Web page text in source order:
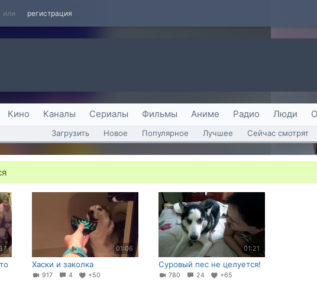
или регистрация
Кино Каналы Сериалы Фильмы Аниме Радио Люди
Загрузить Новое Популярное Лучшее Сейчас смотрят
01:06
Хаски и заколка
917 4 +50
01:21
Суровый пес не целуется!
780 24 +65